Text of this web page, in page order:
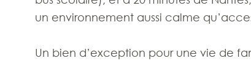
un environnement aussi calme
Un bien d’exception pour une vie de